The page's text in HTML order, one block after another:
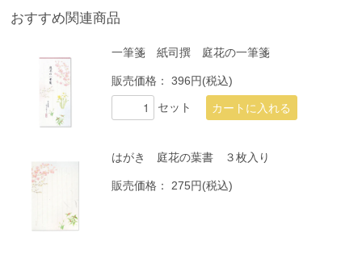
おすすめ関連商品
一筆箋 紙司撰 庭花の一筆箋
販売価格：396円(税込)
セット
はがき 庭花の葉書 ３枚入り
販売価格： 275円(税込)